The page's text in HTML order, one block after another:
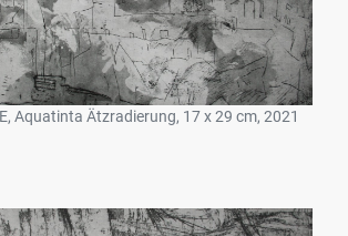
Aquatinta Ätzradierung, 17 x 29 cm, 2021